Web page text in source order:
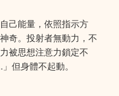
己能量，依照指示方
奇。投射者無動力，不
被思想注意力鎖定不
但身體不起動。